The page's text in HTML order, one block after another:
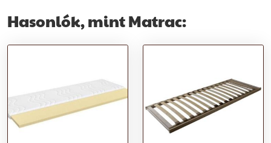
Hasonlók, mint Matrac: